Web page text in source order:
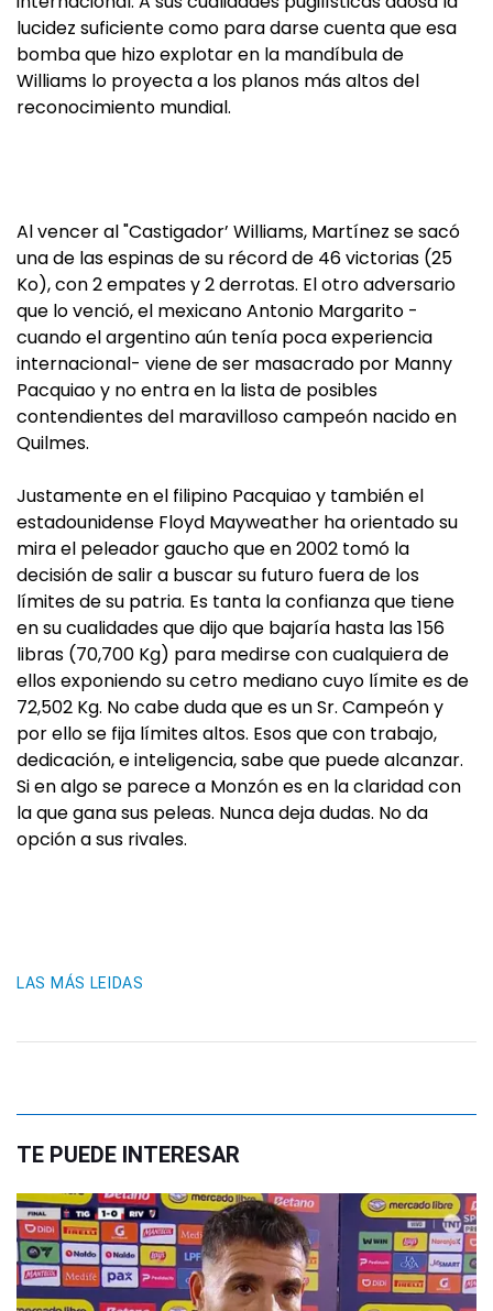
lucidez suficiente como para darse cuenta que esa
bomba que hizo explotar en la mandíbula de
Williams lo proyecta a los planos más altos del
reconocimiento mundial.
Al vencer al "Castigador’ Williams, Martínez se sacó
una de las espinas de su récord de 46 victorias (25
Ko), con 2 empates y 2 derrotas. El otro adversario
que lo venció, el mexicano Antonio Margarito -
cuando el argentino aún tenía poca experiencia
internacional- viene de ser masacrado por Manny
Pacquiao y no entra en la lista de posibles
contendientes del maravilloso campeón nacido en
Quilmes.
Justamente en el filipino Pacquiao y también el
estadounidense Floyd Mayweather ha orientado su
mira el peleador gaucho que en 2002 tomó la
decisión de salir a buscar su futuro fuera de los
límites de su patria. Es tanta la confianza que tiene
en su cualidades que dijo que bajaría hasta las 156
libras (70,700 Kg) para medirse con cualquiera de
ellos exponiendo su cetro mediano cuyo límite es de
72,502 Kg. No cabe duda que es un Sr. Campeón y
por ello se fija límites altos. Esos que con trabajo,
dedicación, e inteligencia, sabe que puede alcanzar.
Si en algo se parece a Monzón es en la claridad con
la que gana sus peleas. Nunca deja dudas. No da
opción a sus rivales.
LAS MÁS LEIDAS
TE PUEDE INTERESAR